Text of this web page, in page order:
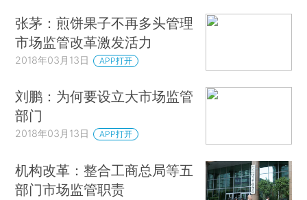
张茅：煎饼果子不再多头管理
市场监管改革激发活力
2018年03月13日 APP打开
刘鹏：为何要设立大市场监管
部门
2018年03月13日 APP打开
机构改革：整合工商总局等五
部门市场监管职责